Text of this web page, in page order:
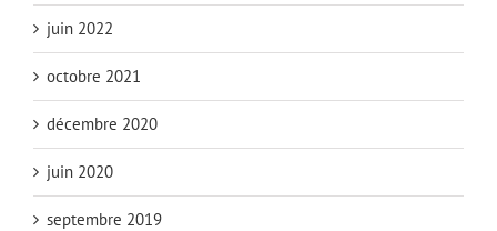
juin 2022
octobre 2021
décembre 2020
juin 2020
septembre 2019